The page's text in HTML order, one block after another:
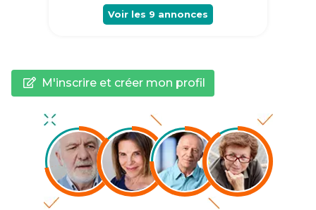
Voir les 9 annonces
M'inscrire et créer mon profil